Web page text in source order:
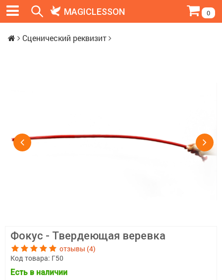
MAGICLESSON 0
Сценический реквизит
Фокус - Твердеющая веревка
отзывы (4)
Код товара: Г50
Есть в наличии